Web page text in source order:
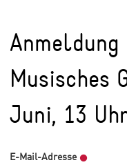
Anmeldung
Musisches
Juni, 13
E-Mail-Adresse